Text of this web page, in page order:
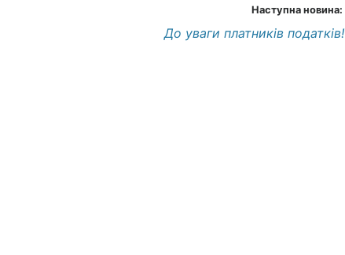
Наступна новина:
До уваги платників податків!